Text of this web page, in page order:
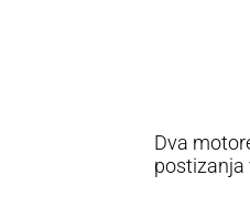
Dva
postizanja